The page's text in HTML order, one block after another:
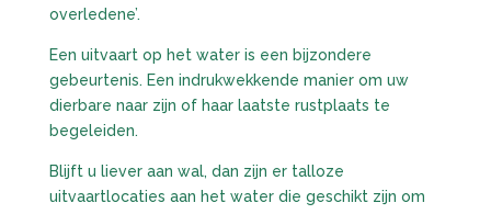
overledene’.
Een uitvaart op het water is een bijzondere
gebeurtenis. Een indrukwekkende manier om uw
dierbare naar zijn of haar laatste rustplaats te
begeleiden.
Blijft u liever aan wal, dan zijn er talloze
uitvaartlocaties aan het water die geschikt zijn om